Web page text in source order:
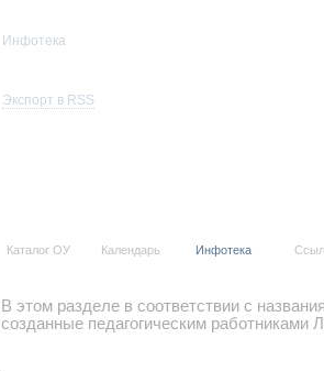
Каталог ОУ Календарь Инфотека
Инфотека
Экспорт в RSS
В этом разделе в соответствии с
созданные педагогическим работниками